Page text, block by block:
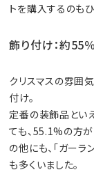
トを購入するのも
飾り付け：約55
クリスマスの雰囲
付け。
定番の装飾品とい
ても、55.1%の方が
の他にも、「ガーラ
も多くいました。